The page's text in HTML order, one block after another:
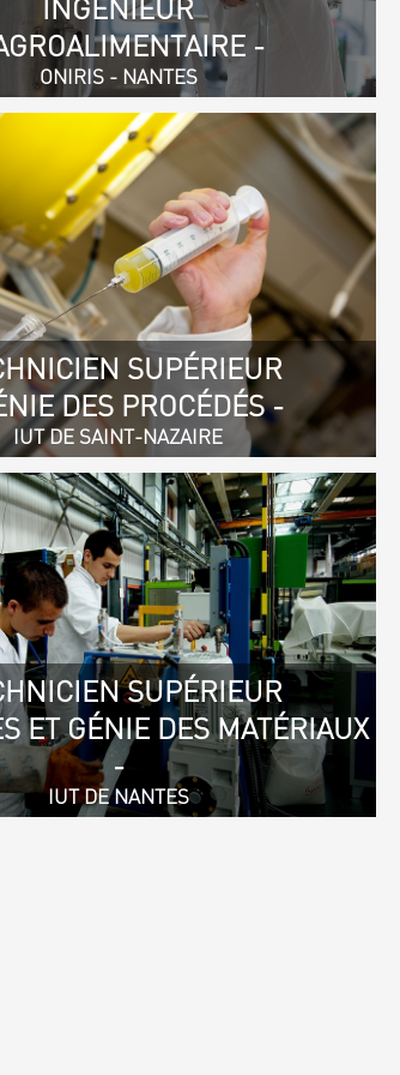
INGÉNIEUR
-
ONIRIS - NANTES
SUPÉRIEUR
DES PROCÉDÉS -
IUT DE SAINT-NAZAIRE
SUPÉRIEUR
ET GÉNIE DES MATÉRIAUX
-
IUT DE NANTES